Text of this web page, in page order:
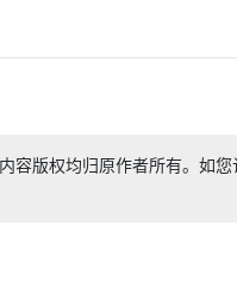
容版权均归原作者所有。如